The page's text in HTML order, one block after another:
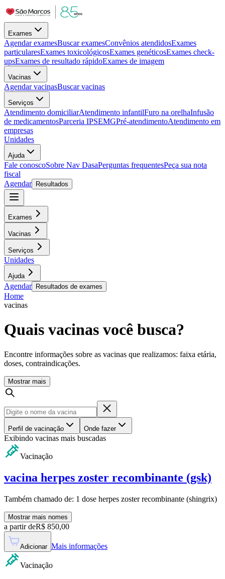
Exames
Agendar examesBuscar examesConvênios atendidosExames
particularesExames toxicológicosExames genéticosExames check-
upsExames de resultado rápidoExames de imagem
Vacinas
Agendar vacinasBuscar vacinas
Serviços
Atendimento domiciliarAtendimento infantilFuro na orelhaInfusão
de medicamentosParceria IPSEMGPré-atendimentoAtendimento em
empresas
Unidades
Ajuda
Fale conoscoSobre Nav DasaPerguntas frequentesPeça sua nota
fiscal
Agendar
Resultados
Exames
Vacinas
Serviços
Unidades
Ajuda
Agendar Resultados de exames
Home
vacinas
Quais vacinas você busca?
Encontre informações sobre as vacinas que realizamos: faixa etária,
doses, contraindicações.
Mostrar mais
Perfil de vacinação Onde fazer
Exibindo vacinas mais buscadas
Vacinação
vacina herpes zoster recombinante (gsk)
Também chamado de: 1 dose herpes zoster recombinante (shingrix)
Mostrar mais nomes
a partir deR$ 850,00
Adicionar Mais informações
Vacinação